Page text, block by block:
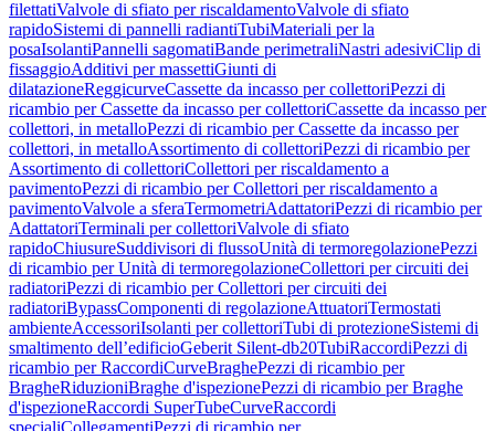
filettatiValvole di sfiato per riscaldamentoValvole di sfiato
rapidoSistemi di pannelli radiantiTubiMateriali per la
posaIsolantiPannelli sagomatiBande perimetraliNastri adesiviClip di
fissaggioAdditivi per massettiGiunti di
dilatazioneReggicurveCassette da incasso per collettoriPezzi di
ricambio per Cassette da incasso per collettoriCassette da incasso per
collettori, in metalloPezzi di ricambio per Cassette da incasso per
collettori, in metalloAssortimento di collettoriPezzi di ricambio per
Assortimento di collettoriCollettori per riscaldamento a
pavimentoPezzi di ricambio per Collettori per riscaldamento a
pavimentoValvole a sferaTermometriAdattatoriPezzi di ricambio per
AdattatoriTerminali per collettoriValvole di sfiato
rapidoChiusureSuddivisori di flussoUnità di termoregolazionePezzi
di ricambio per Unità di termoregolazioneCollettori per circuiti dei
radiatoriPezzi di ricambio per Collettori per circuiti dei
radiatoriBypassComponenti di regolazioneAttuatoriTermostati
ambienteAccessoriIsolanti per collettoriTubi di protezioneSistemi di
smaltimento dell’edificioGeberit Silent-db20TubiRaccordiPezzi di
ricambio per RaccordiCurveBraghePezzi di ricambio per
BragheRiduzioniBraghe d'ispezionePezzi di ricambio per Braghe
d'ispezioneRaccordi SuperTubeCurveRaccordi
specialiCollegamentiPezzi di ricambio per